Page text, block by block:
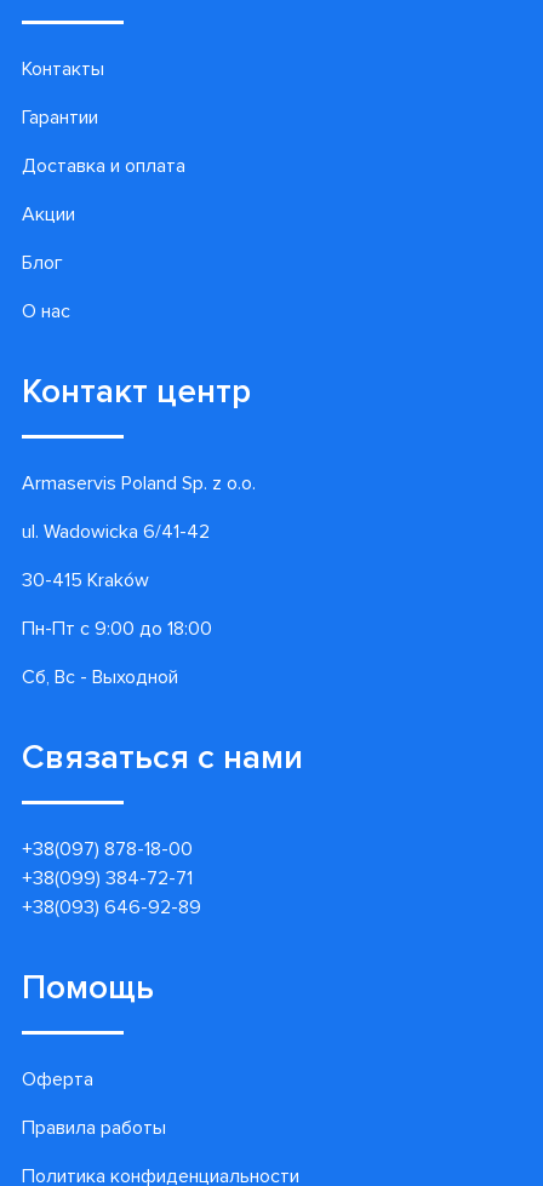
Контакты
Гарантии
Доставка и оплата
Акции
Блог
О нас
Контакт центр
Armaservis Poland Sp. z o.o.
ul. Wadowicka 6/41-42
30-415 Kraków
Пн-Пт с 9:00 до 18:00
Сб, Вс - Выходной
Связаться с нами
+38(097) 878-18-00
+38(099) 384-72-71
+38(093) 646-92-89
Помощь
Оферта
Правила работы
Политика конфиденциальности